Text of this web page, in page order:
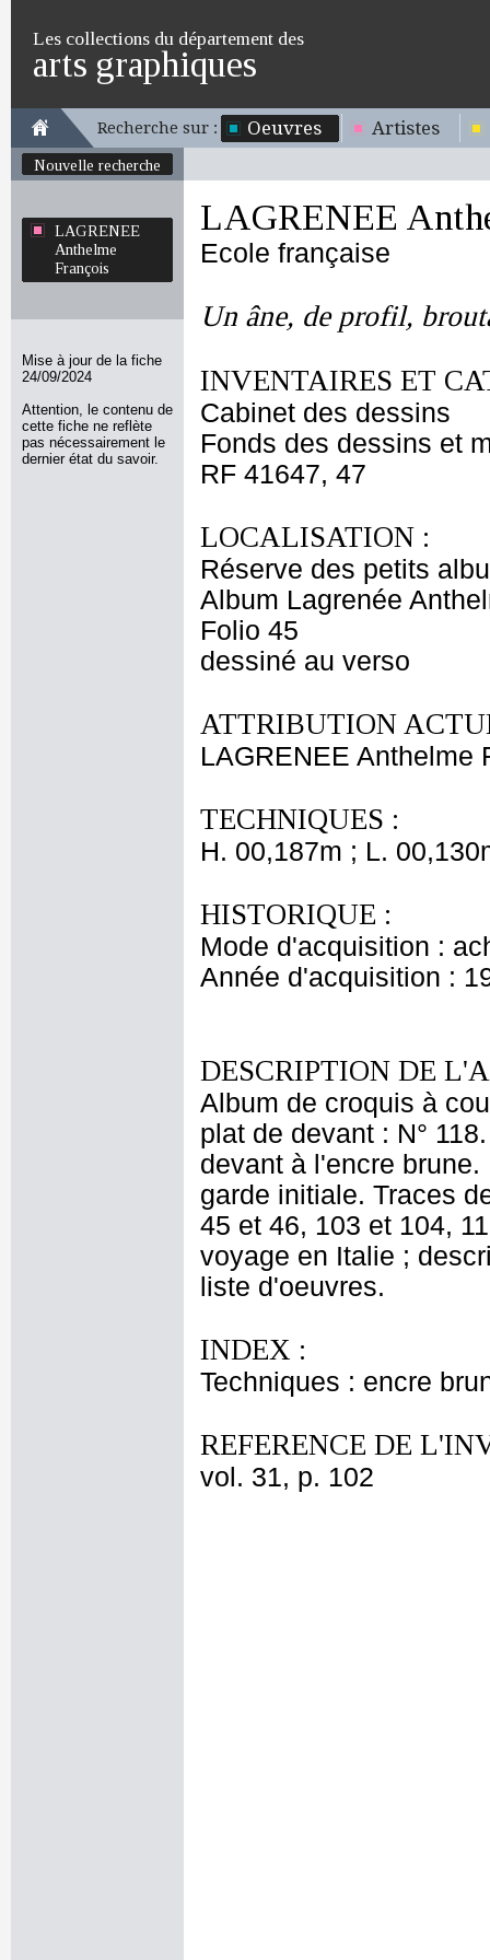
Les collections du département des
arts graphiques
Recherche sur : Oeuvres Artistes
Nouvelle recherche
LAGRENEE
Anthelme
François
Mise à jour de la fiche
24/09/2024
Attention, le contenu de
cette fiche ne reflète
pas nécessairement le
dernier état du savoir.
LAGRENEE
Ecole française
Un âne, de profil,
INVENTAIRES ET
Cabinet des dessins
Fonds des dessins et
RF 41647, 47
LOCALISATION :
Réserve des petits
Album Lagrenée
Folio 45
dessiné au verso
ATTRIBUTION
LAGRENEE Anthelme
TECHNIQUES :
H. 00,187m ; L.
HISTORIQUE :
Mode d'acquisition :
Année d'acquisition :
DESCRIPTION DE
Album de croquis à
plat de devant : N°
devant à l'encre
garde initiale. Traces
45 et 46, 103 et 104,
voyage en Italie ;
liste d'oeuvres.
INDEX :
Techniques : encre
REFERENCE DE
vol. 31, p. 102